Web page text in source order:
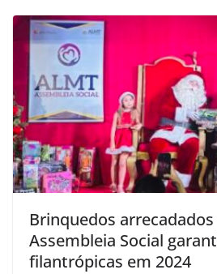
Brinquedos arrecadados
Assembleia Social
filantrópicas em 2024